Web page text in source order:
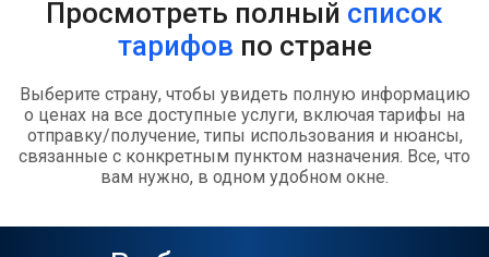
Просмотреть полный список
тарифов по стране
Выберите страну, чтобы увидеть полную информацию
о ценах на все доступные услуги, включая тарифы на
отправку/получение, типы использования и нюансы,
связанные с конкретным пунктом назначения. Все, что
вам нужно, в одном удобном окне.